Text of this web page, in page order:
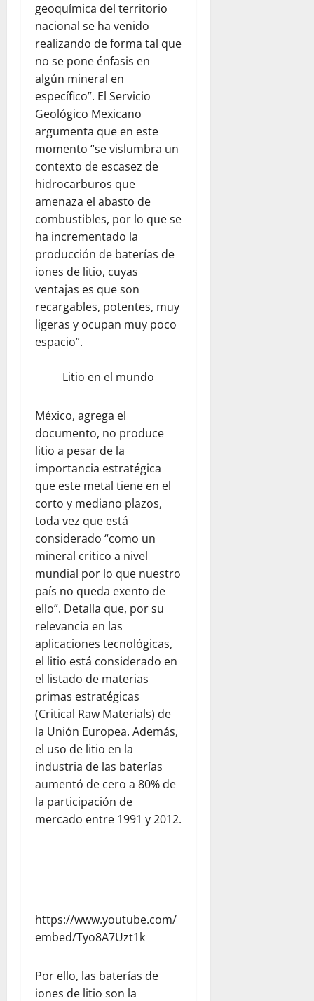
geoquímica del territorio
nacional se ha venido
realizando de forma tal que
no se pone énfasis en
algún mineral en
específico”. El Servicio
Geológico Mexicano
argumenta que en este
momento “se vislumbra un
contexto de escasez de
hidrocarburos que
amenaza el abasto de
combustibles, por lo que se
ha incrementado la
producción de baterías de
iones de litio, cuyas
ventajas es que son
recargables, potentes, muy
ligeras y ocupan muy poco
espacio”.
Litio en el mundo
México, agrega el
documento, no produce
litio a pesar de la
importancia estratégica
que este metal tiene en el
corto y mediano plazos,
toda vez que está
considerado “como un
mineral critico a nivel
mundial por lo que nuestro
país no queda exento de
ello”. Detalla que, por su
relevancia en las
aplicaciones tecnológicas,
el litio está considerado en
el listado de materias
primas estratégicas
(Critical Raw Materials) de
la Unión Europea. Además,
el uso de litio en la
industria de las baterías
aumentó de cero a 80% de
la participación de
mercado entre 1991 y 2012.
https://www.youtube.com/
embed/Tyo8A7Uzt1k
Por ello, las baterías de
iones de litio son la